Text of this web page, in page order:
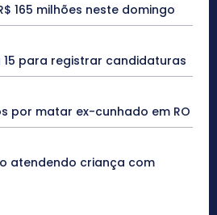
165 milhões neste domingo
para registrar candidaturas
por matar ex-cunhado em RO
atendendo criança com